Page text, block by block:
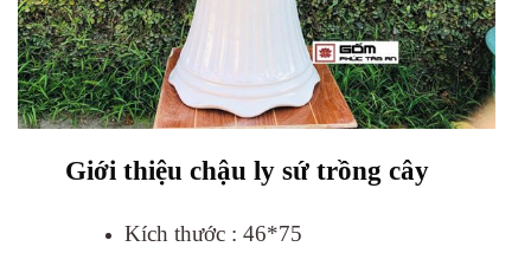
Giới thiệu chậu ly sứ trồng cây
Kích thước : 46*75